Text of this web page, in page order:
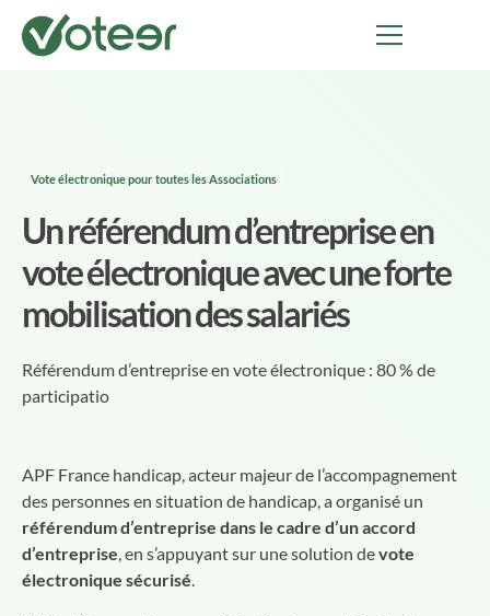
Vote électronique pour toutes les Associations
Un référendum d’entreprise en
vote électronique avec une forte
mobilisation des salariés
Référendum d’entreprise en vote électronique : 80 % de
participatio
APF France handicap, acteur majeur de l’accompagnement
des personnes en situation de handicap, a organisé un
référendum d’entreprise dans le cadre d’un accord
d’entreprise, en s’appuyant sur une solution devote
électronique sécurisé.